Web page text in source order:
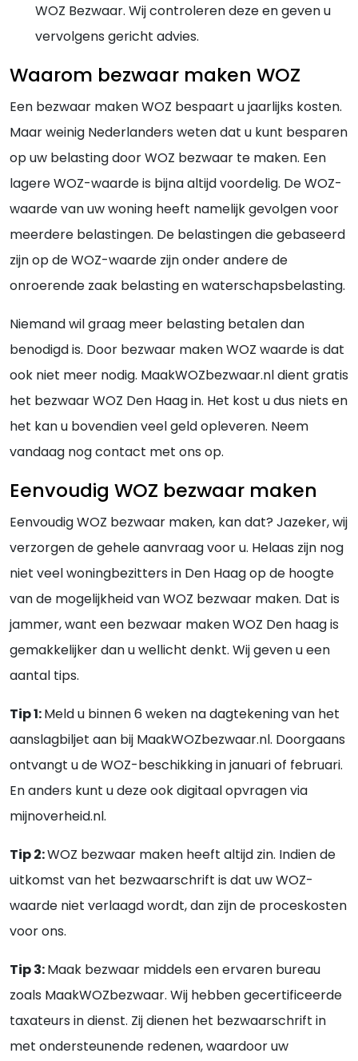
WOZ Bezwaar. Wij controleren deze en geven u
vervolgens gericht advies.
Waarom bezwaar maken WOZ
Een bezwaar maken WOZ bespaart u jaarlijks kosten.
Maar weinig Nederlanders weten dat u kunt besparen
op uw belasting door WOZ bezwaar te maken. Een
lagere WOZ-waarde is bijna altijd voordelig. De WOZ-
waarde van uw woning heeft namelijk gevolgen voor
meerdere belastingen. De belastingen die gebaseerd
zijn op de WOZ-waarde zijn onder andere de
onroerende zaak belasting en waterschapsbelasting.
Niemand wil graag meer belasting betalen dan
benodigd is. Door bezwaar maken WOZ waarde is dat
ook niet meer nodig. MaakWOZbezwaar.nl dient gratis
het bezwaar WOZ Den Haag in. Het kost u dus niets en
het kan u bovendien veel geld opleveren. Neem
vandaag nog contact met ons op.
Eenvoudig WOZ bezwaar maken
Eenvoudig WOZ bezwaar maken, kan dat? Jazeker, wij
verzorgen de gehele aanvraag voor u. Helaas zijn nog
niet veel woningbezitters in Den Haag op de hoogte
van de mogelijkheid van WOZ bezwaar maken. Dat is
jammer, want een bezwaar maken WOZ Den haag is
gemakkelijker dan u wellicht denkt. Wij geven u een
aantal tips.
Tip 1:Meld u binnen 6 weken na dagtekening van het
aanslagbiljet aan bij MaakWOZbezwaar.nl. Doorgaans
ontvangt u de WOZ-beschikking in januari of februari.
En anders kunt u deze ook digitaal opvragen via
mijnoverheid.nl.
Tip 2:WOZ bezwaar maken heeft altijd zin. Indien de
uitkomst van het bezwaarschrift is dat uw WOZ-
waarde niet verlaagd wordt, dan zijn de proceskosten
voor ons.
Tip 3:Maak bezwaar middels een ervaren bureau
zoals MaakWOZbezwaar. Wij hebben gecertificeerde
taxateurs in dienst. Zij dienen het bezwaarschrift in
met ondersteunende redenen, waardoor uw